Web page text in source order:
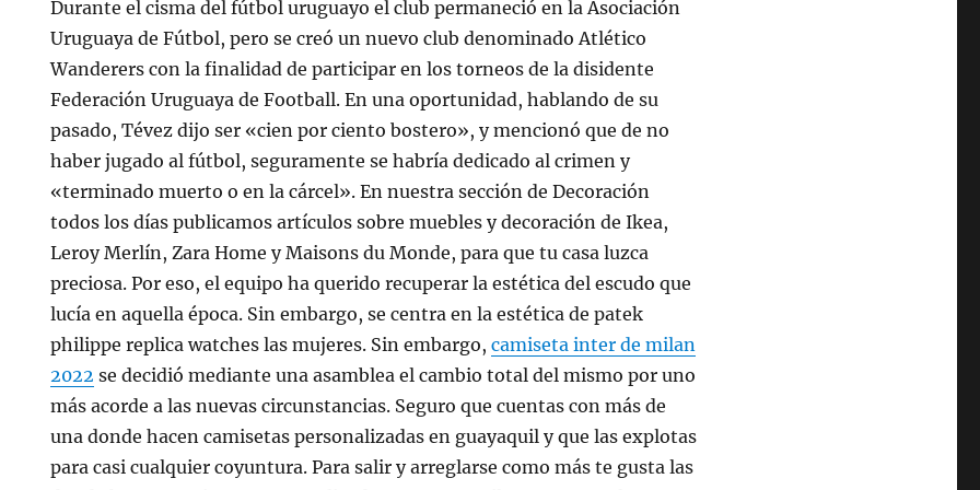
Durante el cisma del fútbol uruguayo el club permaneció en la Asociación
Uruguaya de Fútbol, pero se creó un nuevo club denominado Atlético
Wanderers con la finalidad de participar en los torneos de la disidente
Federación Uruguaya de Football. En una oportunidad, hablando de su
pasado, Tévez dijo ser «cien por ciento bostero», y mencionó que de no
haber jugado al fútbol, seguramente se habría dedicado al crimen y
«terminado muerto o en la cárcel». En nuestra sección de Decoración
todos los días publicamos artículos sobre muebles y decoración de Ikea,
Leroy Merlín, Zara Home y Maisons du Monde, para que tu casa luzca
preciosa. Por eso, el equipo ha querido recuperar la estética del escudo que
lucía en aquella época. Sin embargo, se centra en la estética de patek
philippe replica watches las mujeres. Sin embargo,camiseta inter de milan
2022 se decidió mediante una asamblea el cambio total del mismo por uno
más acorde a las nuevas circunstancias. Seguro que cuentas con más de
una donde hacen camisetas personalizadas en guayaquil y que las explotas
para casi cualquier coyuntura. Para salir y arreglarse como más te gusta las